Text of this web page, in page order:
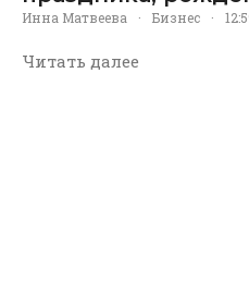
Инна Матвеева · Бизнес ·
Читать далее